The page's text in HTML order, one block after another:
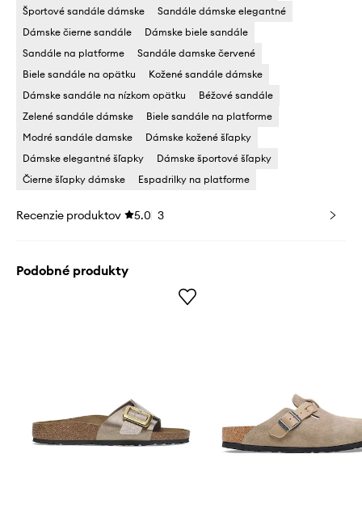
Športové sandále dámske
Sandále dámske elegantné
Dámske čierne sandále
Dámske biele sandále
Sandále na platforme
Sandále damske červené
Biele sandále na opätku
Kožené sandále dámske
Dámske sandále na nízkom opätku
Béžové sandále
Zelené sandále dámske
Biele sandále na platforme
Modré sandále damske
Dámske kožené šľapky
Dámske elegantné šľapky
Dámske športové šľapky
Čierne šľapky dámske
Espadrilky na platforme
Recenzie produktov 5.0 3
Podobné produkty